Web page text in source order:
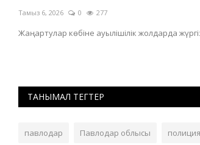
Тамыз 6, 2026 0 277
Жаңартулар көбіне ауылішілік жолдарда
ТАНЫМАЛ ТЕГТЕР
павлодар Павлодар облысы полиция